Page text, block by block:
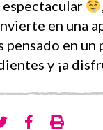
espectacular
en una
pensado en
y ¡a